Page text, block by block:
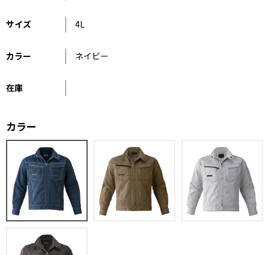
サイズ 4L
カラー ネイビー
在庫
カラー